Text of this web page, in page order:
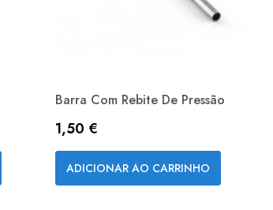
Barra Com Rebite De Pressão
Preço
1,50 €
ADICIONAR AO CARRINHO